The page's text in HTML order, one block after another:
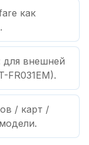
как
внешней
FR031EM).
/ карт /